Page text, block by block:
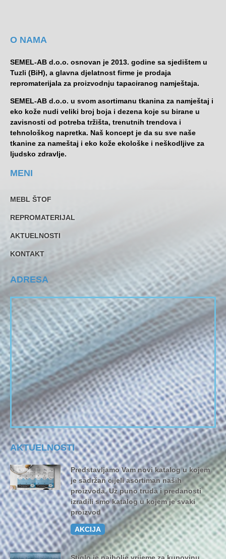
O NAMA
SEMEL-AB d.o.o. osnovan je 2013. godine sa sjedištem u
Tuzli (BiH), a glavna djelatnost firme je prodaja
repromaterijala za proizvodnju tapaciranog namještaja.
SEMEL-AB d.o.o. u svom asortimanu tkanina za namještaj i
eko kože nudi veliki broj boja i dezena koje su birane u
zavisnosti od potreba tržišta, trenutnih trendova i
tehnološkog napretka. Naš koncept je da su sve naše
tkanine za nameštaj i eko kože ekološke i neškodljive za
ljudsko zdravlje.
MENI
MEBL ŠTOF
REPROMATERIJAL
AKTUELNOSTI
KONTAKT
ADRESA
AKTUELNOSTI
Predstavljamo Vam novi katalog u kojem
je sadržan cijeli asortiman naših
proizvoda. Uz puno truda i predanosti
izradili smo katalog u kojem je svaki
proizvod
AKCIJA